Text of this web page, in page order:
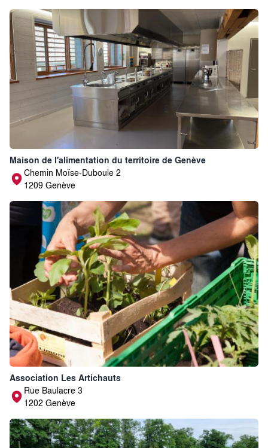
Maison de l'alimentation du territoire de Genève
Chemin Moïse-Duboule 2
1209 Genève
Association Les Artichauts
Rue Baulacre 3
1202 Genève